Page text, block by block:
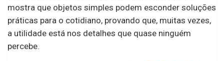
mostra que objetos simples podem esconder soluções
práticas para o cotidiano, provando que, muitas vezes,
a utilidade está nos detalhes que quase ninguém
percebe.